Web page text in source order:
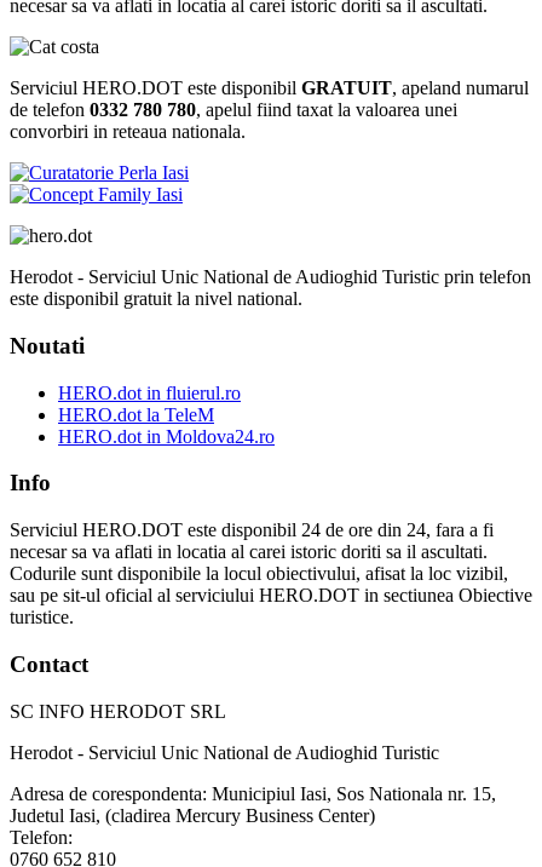
necesar sa va aflati in locatia al carei istoric doriti sa il ascultati.
Serviciul HERO.DOT este disponibil GRATUIT, apeland numarul
de telefon 0332 780 780, apelul fiind taxat la valoarea unei
convorbiri in reteaua nationala.
Herodot - Serviciul Unic National de Audioghid Turistic prin telefon
este disponibil gratuit la nivel national.
Noutati
HERO.dot in fluierul.ro
HERO.dot la TeleM
HERO.dot in Moldova24.ro
Info
Serviciul HERO.DOT este disponibil 24 de ore din 24, fara a fi
necesar sa va aflati in locatia al carei istoric doriti sa il ascultati.
Codurile sunt disponibile la locul obiectivului, afisat la loc vizibil,
sau pe sit-ul oficial al serviciului HERO.DOT in sectiunea Obiective
turistice.
Contact
SC INFO HERODOT SRL
Herodot - Serviciul Unic National de Audioghid Turistic
Adresa de corespondenta: Municipiul Iasi, Sos Nationala nr. 15,
Judetul Iasi, (cladirea Mercury Business Center)
Telefon:
0760 652 810